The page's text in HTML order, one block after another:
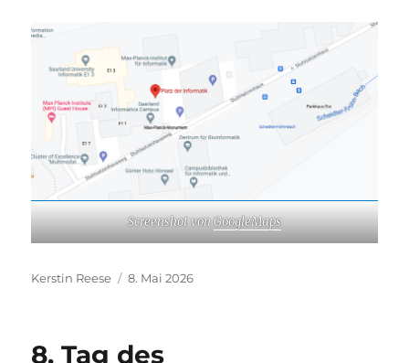
Screenshot vonGoogleMaps
Autor
Kerstin Reese
Veröffentlicht
8. Mai 2026
8. Tag des